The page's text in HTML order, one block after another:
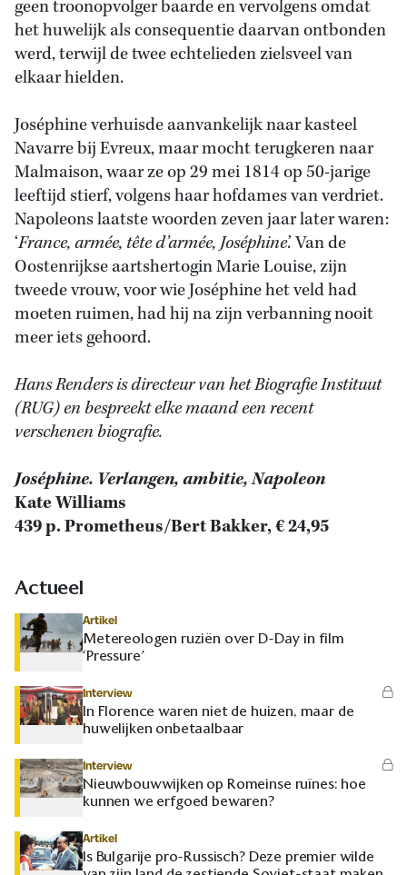
geen troonopvolger baarde en vervolgens omdat
het huwelijk als consequentie daarvan ontbonden
werd, terwijl de twee echtelieden zielsveel van
elkaar hielden.
Joséphine verhuisde aanvankelijk naar kasteel
Navarre bij Evreux, maar mocht terugkeren naar
Malmaison, waar ze op 29 mei 1814 op 50-jarige
leeftijd stierf, volgens haar hofdames van verdriet.
Napoleons laatste woorden zeven jaar later waren:
‘France, armée, tête d’armée, Joséphine.’ Van de
Oostenrijkse aartshertogin Marie Louise, zijn
tweede vrouw, voor wie Joséphine het veld had
moeten ruimen, had hij na zijn verbanning nooit
meer iets gehoord.
Hans Renders is directeur van het Biografie Instituut
(RUG) en bespreekt elke maand een recent
verschenen biografie.
Joséphine. Verlangen, ambitie, Napoleon
Kate Williams
439 p. Prometheus/Bert Bakker, € 24,95
Actueel
Artikel
Metereologen ruziën over D-Day in film
‘Pressure’
Interview
In Florence waren niet de huizen, maar de
huwelijken onbetaalbaar
Interview
Nieuwbouwwijken op Romeinse ruïnes: hoe
kunnen we erfgoed bewaren?
Artikel
Is Bulgarije pro-Russisch? Deze premier wilde